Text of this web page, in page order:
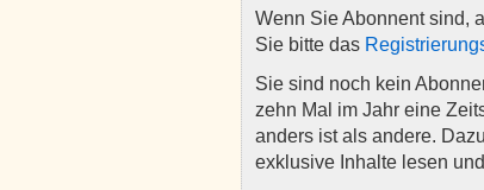
Wenn Sie Abonnent sind,
Sie bitte das
Sie sind noch kein
zehn Mal im Jahr eine
anders ist als andere.
exklusive Inhalte lesen